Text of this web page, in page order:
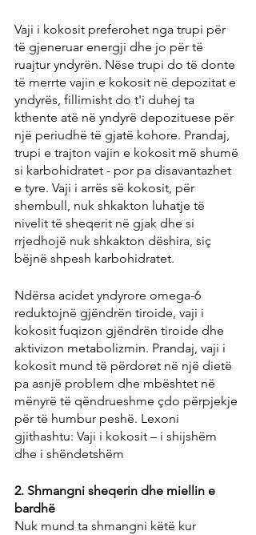
Vaji i kokosit preferohet nga trupi për
të gjeneruar energji dhe jo për të
ruajtur yndyrën. Nëse trupi do të donte
të merrte vajin e kokosit në depozitat e
yndyrës, fillimisht do t'i duhej ta
kthente atë në yndyrë depozituese për
një periudhë të gjatë kohore. Prandaj,
trupi e trajton vajin e kokosit më shumë
si karbohidratet - por pa disavantazhet
e tyre. Vaji i arrës së kokosit, për
shembull, nuk shkakton luhatje të
nivelit të sheqerit në gjak dhe si
rrjedhojë nuk shkakton dëshira, siç
bëjnë shpesh karbohidratet.
Ndërsa acidet yndyrore omega-6
reduktojnë gjëndrën tiroide, vaji i
kokosit fuqizon gjëndrën tiroide dhe
aktivizon metabolizmin. Prandaj, vaji i
kokosit mund të përdoret në një dietë
pa asnjë problem dhe mbështet në
mënyrë të qëndrueshme çdo përpjekje
për të humbur peshë. Lexoni
gjithashtu: Vaji i kokosit – i shijshëm
dhe i shëndetshëm
2. Shmangni sheqerin dhe miellin e
bardhë
Nuk mund ta shmangni këtë kur